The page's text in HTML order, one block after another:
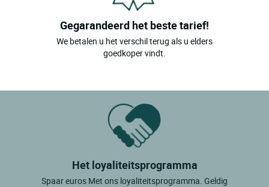
Gegarandeerd het beste tarief!
We betalen u het verschil terug als u elders
goedkoper vindt.
Het loyaliteitsprogramma
Spaar euros Met ons loyaliteitsprogramma. Geldig